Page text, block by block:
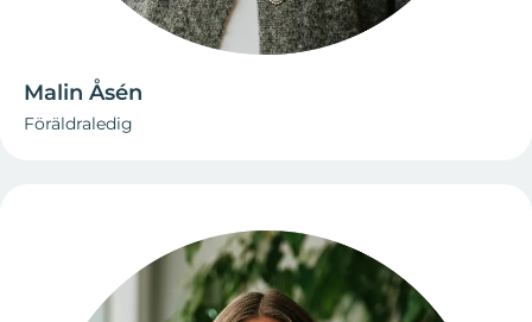
Malin Åsén
Föräldraledig